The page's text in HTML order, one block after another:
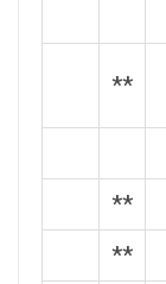
**
**
**